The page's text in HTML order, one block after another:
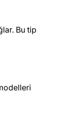
Bu tip